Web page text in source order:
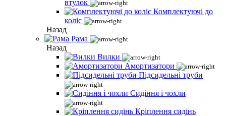
втулок
Комплектуючі до
коліс
Назад
Рама
Назад
Вилки
Амортизатори
Підсидельні труби
Сидіння і чохли
Кріплення сидінь